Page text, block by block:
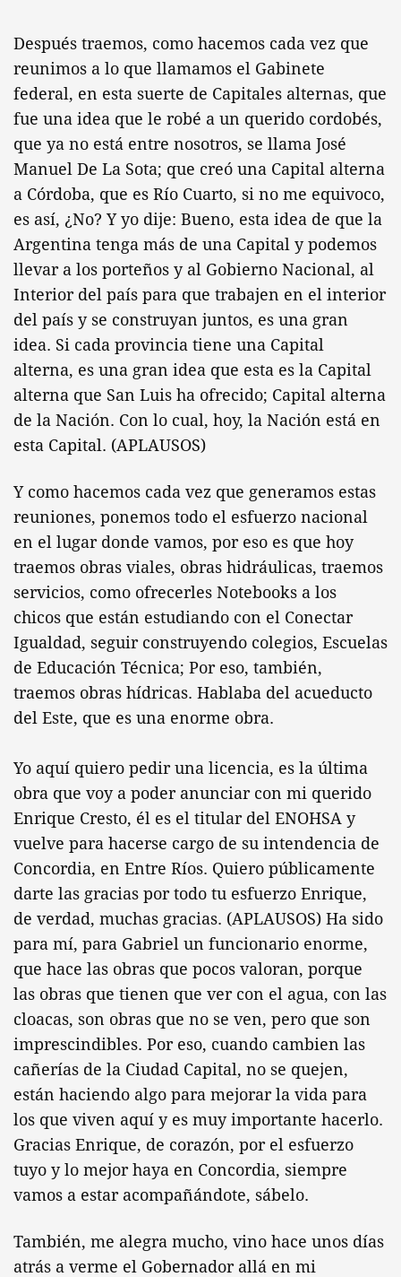
Después traemos, como hacemos cada vez que
reunimos a lo que llamamos el Gabinete
federal, en esta suerte de Capitales alternas, que
fue una idea que le robé a un querido cordobés,
que ya no está entre nosotros, se llama José
Manuel De La Sota; que creó una Capital alterna
a Córdoba, que es Río Cuarto, si no me equivoco,
es así, ¿No? Y yo dije: Bueno, esta idea de que la
Argentina tenga más de una Capital y podemos
llevar a los porteños y al Gobierno Nacional, al
Interior del país para que trabajen en el interior
del país y se construyan juntos, es una gran
idea. Si cada provincia tiene una Capital
alterna, es una gran idea que esta es la Capital
alterna que San Luis ha ofrecido; Capital alterna
de la Nación. Con lo cual, hoy, la Nación está en
esta Capital. (APLAUSOS)
Y como hacemos cada vez que generamos estas
reuniones, ponemos todo el esfuerzo nacional
en el lugar donde vamos, por eso es que hoy
traemos obras viales, obras hidráulicas, traemos
servicios, como ofrecerles Notebooks a los
chicos que están estudiando con el Conectar
Igualdad, seguir construyendo colegios, Escuelas
de Educación Técnica; Por eso, también,
traemos obras hídricas. Hablaba del acueducto
del Este, que es una enorme obra.
Yo aquí quiero pedir una licencia, es la última
obra que voy a poder anunciar con mi querido
Enrique Cresto, él es el titular del ENOHSA y
vuelve para hacerse cargo de su intendencia de
Concordia, en Entre Ríos. Quiero públicamente
darte las gracias por todo tu esfuerzo Enrique,
de verdad, muchas gracias. (APLAUSOS) Ha sido
para mí, para Gabriel un funcionario enorme,
que hace las obras que pocos valoran, porque
las obras que tienen que ver con el agua, con las
cloacas, son obras que no se ven, pero que son
imprescindibles. Por eso, cuando cambien las
cañerías de la Ciudad Capital, no se quejen,
están haciendo algo para mejorar la vida para
los que viven aquí y es muy importante hacerlo.
Gracias Enrique, de corazón, por el esfuerzo
tuyo y lo mejor haya en Concordia, siempre
vamos a estar acompañándote, sábelo.
También, me alegra mucho, vino hace unos días
atrás a verme el Gobernador allá en mi